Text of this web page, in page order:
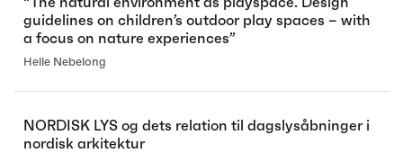
guidelines on children’s outdoor play spaces – with
a focus on nature experiences”
Helle Nebelong
NORDISK LYS og dets relation til dagslysåbninger i
nordisk arkitektur